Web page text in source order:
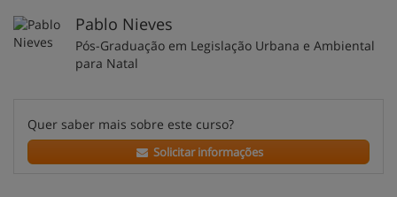
Pablo Nieves
Pós-Graduação em Legislação Urbana e Ambiental
para Natal
Quer saber mais sobre este curso?
Solicitar informações